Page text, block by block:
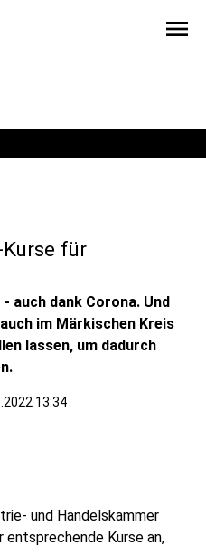
menu
für
auch dank Corona. Und
im Märkischen Kreis
lassen, um dadurch
13:34
und Handelskammer
Kurse an,